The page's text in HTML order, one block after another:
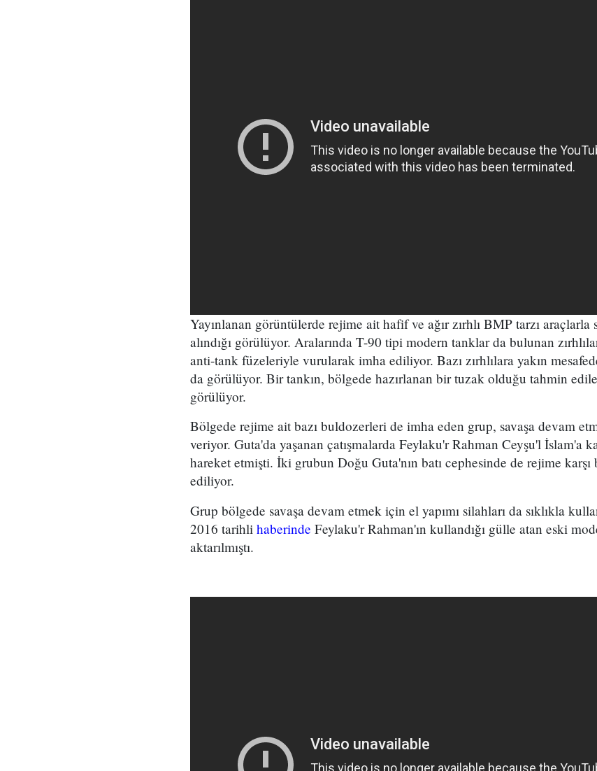
Yayınlanan görüntülerde rejime ait hafif ve ağır zırhlı BMP tarzı araçlarla
alındığı görülüyor. Aralarında T-90 tipi modern tanklar da bulunan
anti-tank füzeleriyle vurularak imha ediliyor. Bazı zırhlılara yakın
da görülüyor. Bir tankın, bölgede hazırlanan bir tuzak olduğu tahmin
görülüyor.
Bölgede rejime ait bazı buldozerleri de imha eden grup, savaşa devam
veriyor. Guta'da yaşanan çatışmalarda Feylaku'r Rahman Ceyşu'l İslam'a
hareket etmişti. İki grubun Doğu Guta'nın batı cephesinde de rejime
ediliyor.
Grup bölgede savaşa devam etmek için el yapımı silahları da sıklıkla
2016 tarihli haberinde Feylaku'r Rahman'ın kullandığı gülle atan eski
aktarılmıştı.